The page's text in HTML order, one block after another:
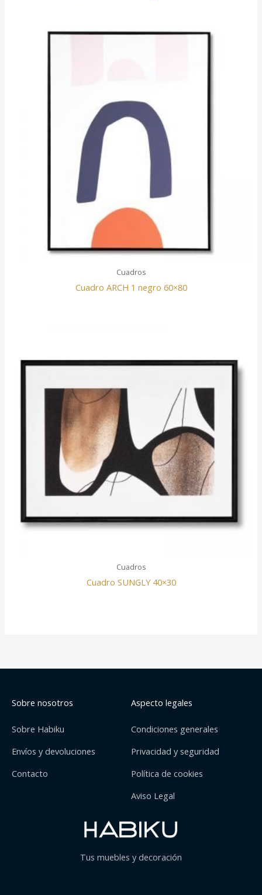
Cuadros
Cuadro ARCH 1 negro 60×80
Cuadros
Cuadro SUNGLY 40×30
Sobre nosotros
Sobre Habiku
Envíos y devoluciones
Contacto
Aspecto legales
Condiciones generales
Privacidad y seguridad
Política de cookies
Aviso Legal
Tus muebles y decoración